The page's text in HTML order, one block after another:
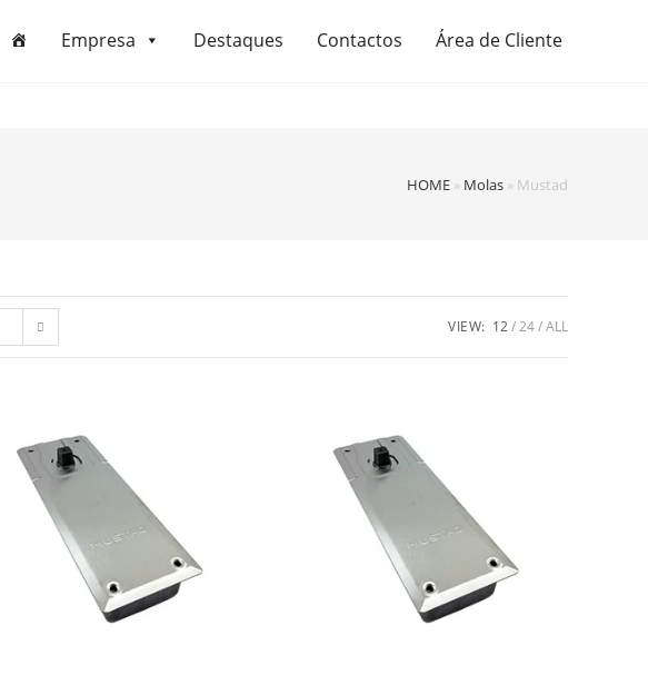
Empresa Destaques Contactos Área de Cliente
HOME » Molas » Mustad
VIEW: 12 24 ALL